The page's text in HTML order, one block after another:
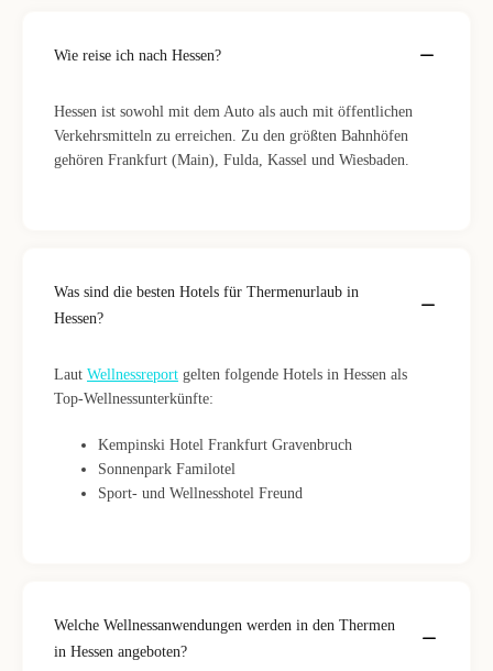
Wie reise ich nach Hessen?
Hessen ist sowohl mit dem Auto als auch mit öffentlichen
Verkehrsmitteln zu erreichen. Zu den größten Bahnhöfen
gehören Frankfurt (Main), Fulda, Kassel und Wiesbaden.
Was sind die besten Hotels für Thermenurlaub in
Hessen?
Laut Wellnessreport gelten folgende Hotels in Hessen als
Top-Wellnessunterkünfte:
Kempinski Hotel Frankfurt Gravenbruch
Sonnenpark Familotel
Sport- und Wellnesshotel Freund
Welche Wellnessanwendungen werden in den Thermen
in Hessen angeboten?